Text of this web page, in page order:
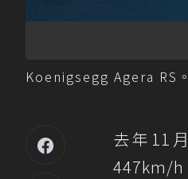
Koenigsegg Agera RS
去年11
447km/h